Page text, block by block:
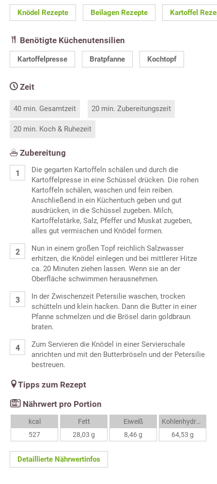
Knödel Rezepte Beilagen Rezepte Kartoffel
Benötigte Küchenutensilien
Kartoffelpresse Bratpfanne Kochtopf
Zeit
40 min. Gesamtzeit 20 min. Zubereitungszeit
20 min. Koch & Ruhezeit
Zubereitung
Die gegarten Kartoffeln schälen und durch die
Kartoffelpresse in eine Schüssel drücken. Die rohen
Kartoffeln schälen, waschen und fein reiben.
Anschließend in ein Küchentuch geben und gut
ausdrücken, in die Schüssel zugeben. Milch,
Kartoffelstärke, Salz, Pfeffer und Muskat zugeben,
alles gut vermischen und Knödel formen.
Nun in einem großen Topf reichlich Salzwasser
erhitzen, die Knödel einlegen und bei mittlerer Hitze
ca. 20 Minuten ziehen lassen. Wenn sie an der
Oberfläche schwimmen herausnehmen.
In der Zwischenzeit Petersilie waschen, trocken
schütteln und klein hacken. Dann die Butter in einer
Pfanne schmelzen und die Brösel darin goldbraun
braten.
Zum Servieren die Knödel in einer Servierschale
anrichten und mit den Butterbröseln und der Petersilie
bestreuen.
Tipps zum Rezept
Nährwert pro Portion
kcal
527
Fett
28,03 g
Eiweiß
8,46 g
Kohlenhydrate
64,53 g
Detaillierte Nährwertinfos